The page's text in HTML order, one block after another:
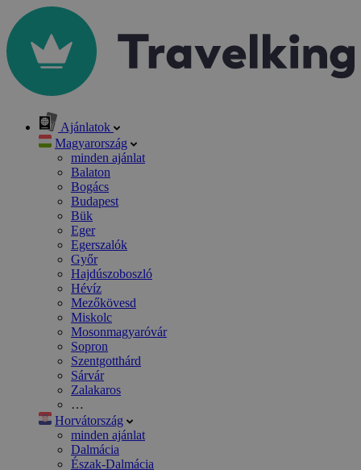
Ajánlatok
Magyarország
minden ajánlat
Balaton
Bogács
Budapest
Bük
Eger
Egerszalók
Győr
Hajdúszoboszló
Hévíz
Mezőkövesd
Miskolc
Mosonmagyaróvár
Sopron
Szentgotthárd
Sárvár
Zalakaros
…
Horvátország
minden ajánlat
Dalmácia
Észak-Dalmácia